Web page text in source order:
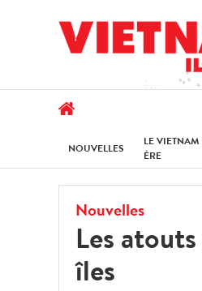
NOUVELLES
LE
ÈRE
Nouvelles
Les
îles